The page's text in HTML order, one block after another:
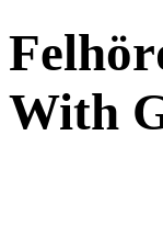
With